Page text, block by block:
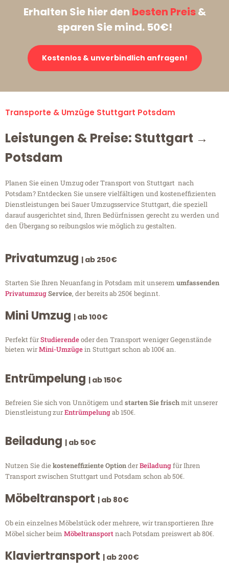
Erhalten Sie hier den besten Preis&
sparen Sie mind. 50€!
Kostenlos & unverbindlich anfragen!
Transporte & Umzüge Stuttgart Potsdam
Leistungen & Preise: Stuttgart →
Potsdam
Planen Sie einen Umzug oder Transport von Stuttgart nach
Potsdam? Entdecken Sie unsere vielfältigen und kosteneffizienten
Dienstleistungen bei Sauer Umzugsservice Stuttgart, die speziell
darauf ausgerichtet sind, Ihren Bedürfnissen gerecht zu werden und
den Übergang so reibungslos wie möglich zu gestalten.
Privatumzug | ab 250€
Starten Sie Ihren Neuanfang in Potsdam mit unserem umfassenden
PrivatumzugService, der bereits ab 250€ beginnt.
Mini Umzug | ab 100€
Perfekt fürStudierendeoder den Transport weniger Gegenstände
bieten wirMini-Umzügein Stuttgart schon ab 100€ an.
Entrümpelung | ab 150€
Befreien Sie sich von Unnötigem undstarten Sie frischmit unserer
Dienstleistung zurEntrümpelungab 150€.
Beiladung | ab 50€
Nutzen Sie diekosteneffiziente OptionderBeiladungfür Ihren
Transport zwischen Stuttgart und Potsdam schon ab 50€.
Möbeltransport | ab 80€
Ob ein einzelnes Möbelstück oder mehrere, wir transportieren Ihre
Möbel sicher beim Möbeltransportnach Potsdam preiswert ab 80€.
Klaviertransport | ab 200€